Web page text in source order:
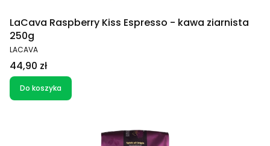
LaCava Raspberry Kiss Espresso - kawa ziarnista
250g
PRODUCENT
LACAVA
Cena
44,90 zł
Do koszyka